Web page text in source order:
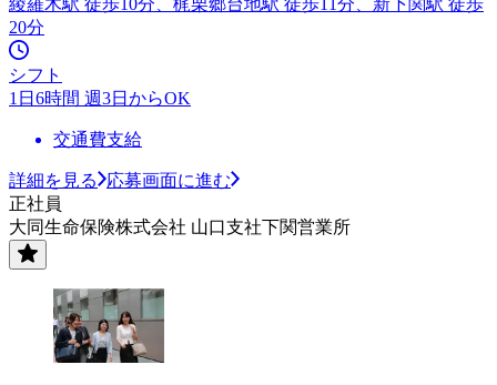
20分
シフト
1日6時間 週3日からOK
交通費支給
詳細を見る
応募画面に進む
正社員
大同生命保険株式会社 山口支社下関営業所